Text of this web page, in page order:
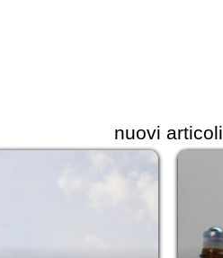
nuovi articoli